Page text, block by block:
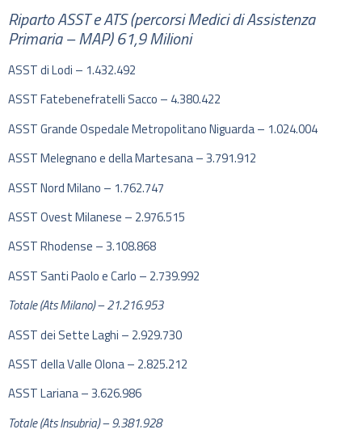
Riparto ASST e ATS (percorsi Medici di Assistenza
Primaria – MAP) 61,9 Milioni
ASST di Lodi – 1.432.492​
ASST Fatebenefratelli Sacco – 4.380.422​
ASST Grande Ospedale Metropolitano Niguarda – 1.024.004​
ASST Melegnano e della Martesana – 3.791.912​
ASST Nord Milano – 1.762.747​
ASST Ovest Milanese – 2.976.515​
ASST Rhodense – 3.108.868​
ASST Santi Paolo e Carlo – 2.739.992​
Totale (Ats Milano) – 21.216.953​
ASST dei Sette Laghi – 2.929.730​
ASST della Valle Olona – 2.825.212​
ASST Lariana – 3.626.986​
Totale (Ats Insubria) – 9.381.928​